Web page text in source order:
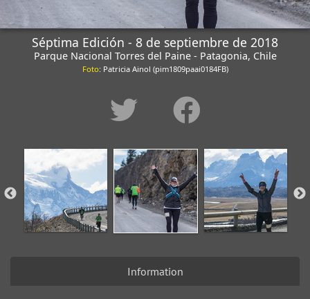
Séptima Edición - 8 de septiembre de 2018
Parque Nacional Torres del Paine - Patagonia, Chile
Foto: Patricia Ainol (pim1809paai0184FB)
Information